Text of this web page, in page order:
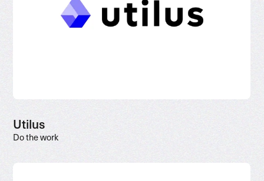
Utilus
Do the work